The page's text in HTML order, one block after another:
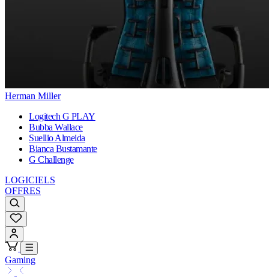
Herman Miller
Logitech G PLAY
Bubba Wallace
Suellio Almeida
Bianca Bustamante
G Challenge
LOGICIELS
OFFRES
Gaming